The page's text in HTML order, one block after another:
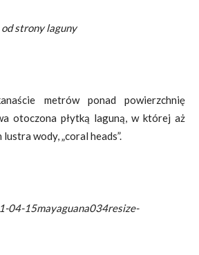
strony laguny
metrów ponad powierzchnię
otoczona płytką laguną, w której aż
wody, „coral heads”.
04-15mayaguana034resize-